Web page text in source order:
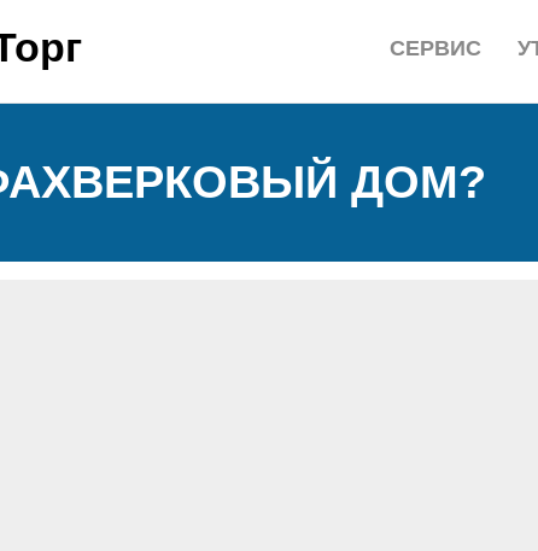
СЕРВИС
ДОМ?